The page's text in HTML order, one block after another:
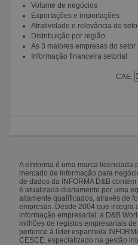
Volume de negócios
Exportações e importações
Atratividade e relevância do
Distribuição por região
As 3 maiores empresas do setor
Informação financeira setorial
CAE:
A eInforma é uma marca licenciada
mercado de informação para
de dados da INFORMA D&B
é atualizada diariamente por uma
altamente qualificados, através de
empresas. Desde 2004 que integra
informação empresarial: a D&B
milhões de registos empresariais
pertence à líder espanhola
CESCE, especializado na gestão